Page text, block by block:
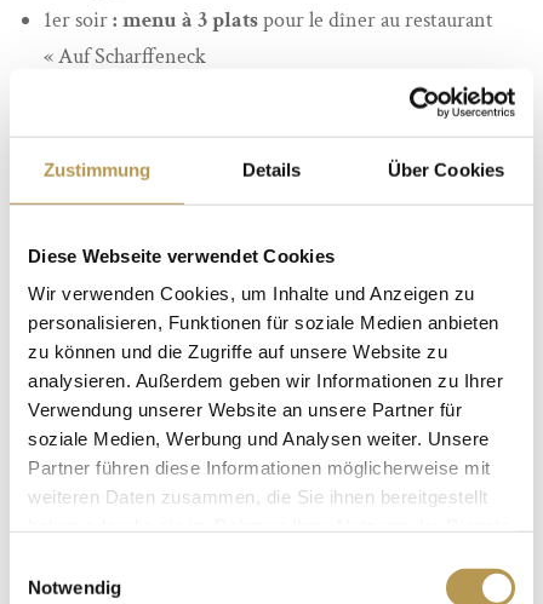
Zustimmung Details Über Cookies
Diese Webseite verwendet Cookies
Wir verwenden Cookies, um Inhalte und Anzeigen zu
personalisieren, Funktionen für soziale Medien anbieten
zu können und die Zugriffe auf unsere Website zu
analysieren. Außerdem geben wir Informationen zu Ihrer
Verwendung unserer Website an unsere Partner für
soziale Medien, Werbung und Analysen weiter. Unsere
Partner führen diese Informationen möglicherweise mit
weiteren Daten zusammen, die Sie ihnen bereitgestellt
Notwendig
1er soir: menu à 3 platspour le dîner au restaurant
« Auf Scharffeneck
pour le dîner au
Soirée en terrasse
Utilisation de l’espace bien-être et SPA « Auszeit ».
Wi-Fi haut débit gratuit
Emplacement de voiture gratuit
Nuitées :2 nuits
Prix :à partir de 463 euros en chambre simple
mansardée
à partir de 375,50 euros par personne en
Période de voyage : 01 juin au 31 août 2024 (Réservable